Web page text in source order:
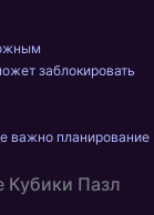
заблокировать
важно планирование
Кубики Пазл